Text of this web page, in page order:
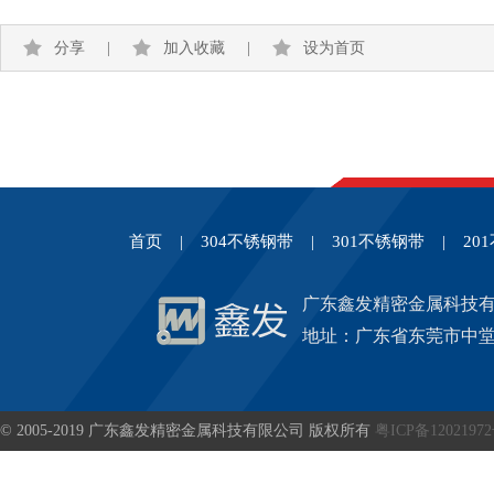
分享 加入收藏 设为首页
首页 | 304不锈钢带 | 301不锈钢带 |
广东鑫发精密金属科技
地址：广东省东莞市中
© 2005-2019 广东鑫发精密金属科技有限公司 版权所有 粤ICP备